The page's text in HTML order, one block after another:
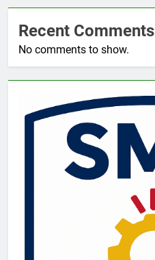
Recent Comments
No comments to show.